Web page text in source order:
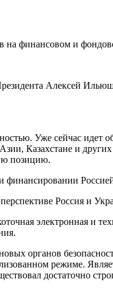
на финансовом и
Алексей
Уже сейчас идет
Казахстане и
позицию.
финансировании
Россия и
электронная и
органов
режиме.
достаточно